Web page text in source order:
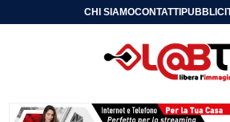
CHI SIAMOCONTATTI